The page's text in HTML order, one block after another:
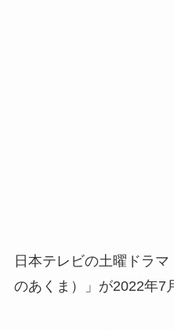
日本テレビの土曜ドラ
のあくま）」が2022年7